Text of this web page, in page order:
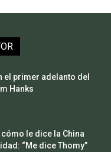
el primer adelanto del
Hanks
le dice la China
“Me dice Thomy”